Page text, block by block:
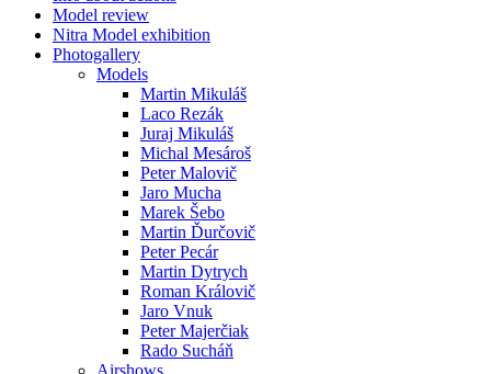
Model review
Nitra Model exhibition
Photogallery
Models
Martin Mikuláš
Laco Rezák
Juraj Mikuláš
Michal Mesároš
Peter Malovič
Jaro Mucha
Marek Šebo
Martin Ďurčovič
Peter Pecár
Martin Dytrych
Roman Královič
Jaro Vnuk
Peter Majerčiak
Rado Sucháň